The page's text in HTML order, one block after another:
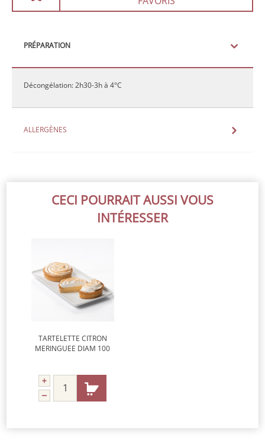
PRÉPARATION
Décongélation: 2h30-3h à 4°C
ALLERGÈNES
CECI POURRAIT AUSSI VOUS
INTÉRESSER
TARTELETTE CITRON
MERINGUEE DIAM 100